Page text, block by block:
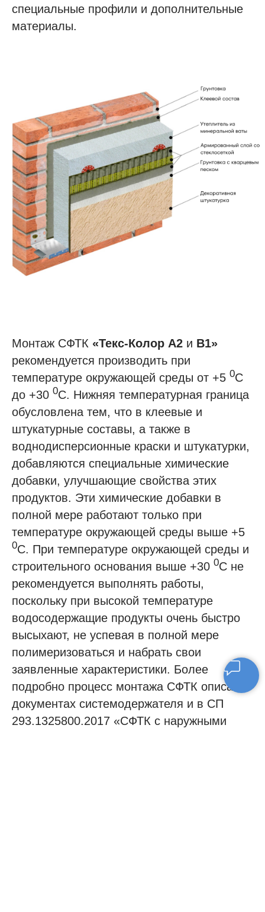
специальные профили и дополнительные
материалы.
Монтаж СФТК «Текс-Колор А2 и В1»
рекомендуется производить при
температуре окружающей среды от +5 0С
до +30 0С. Нижняя температурная граница
обусловлена тем, что в клеевые и
штукатурные составы, а также в
воднодисперсионные краски и штукатурки,
добавляются специальные химические
добавки, улучшающие свойства этих
продуктов. Эти химические добавки в
полной мере работают только при
температуре окружающей среды выше +5
0С. При температуре окружающей среды и
строительного основания выше +30 0С не
рекомендуется выполнять работы,
поскольку при высокой температуре
водосодержащие продукты очень быстро
высыхают, не успевая в полной мере
полимеризоваться и набрать свои
заявленные характеристики. Более
подробно процесс монтажа СФТК описан в
документах системодержателя и в СП
293.1325800.2017 «СФТК с наружными